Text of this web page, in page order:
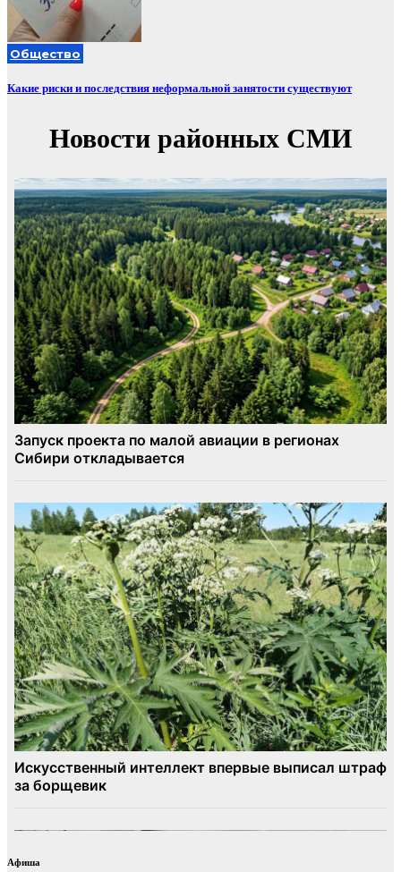
Общество
Какие риски и последствия неформальной занятости существуют
Афиша